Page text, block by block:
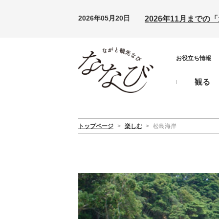
2026年05月20日 2026年11月までの
お役立ち情報
観る
トップページ > 楽しむ > 松島海岸